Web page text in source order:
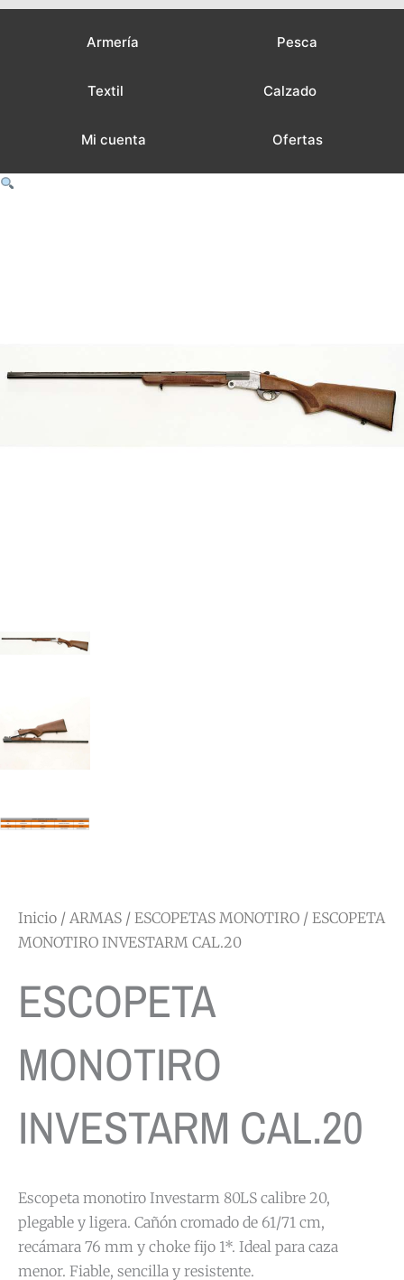
Armería Pesca
Textil Calzado
Mi cuenta Ofertas
Inicio / ARMAS / ESCOPETAS MONOTIRO / ESCOPETA
MONOTIRO INVESTARM CAL.20
ESCOPETA
MONOTIRO
INVESTARM CAL.20
Escopeta monotiro Investarm 80LS calibre 20,
plegable y ligera. Cañón cromado de 61/71 cm,
recámara 76 mm y choke fijo 1*. Ideal para caza
menor. Fiable, sencilla y resistente.